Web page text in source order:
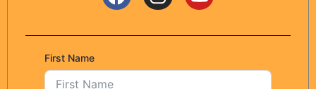
First Name